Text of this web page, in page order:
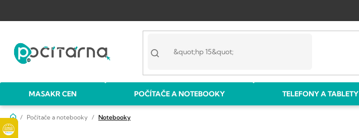
obsah
MASAKR CEN POČÍTAČE A NOTEBOOKY TELEFONY A TABLETY
DomůPočítače a notebooky Notebooky